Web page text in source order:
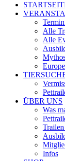
Alle
Alle
ÜBER UNS
Was
Infos